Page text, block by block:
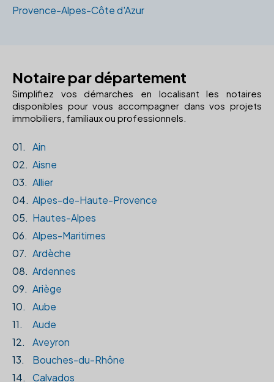
Provence-Alpes-Côte d'Azur
Notaire par département
Simplifiez vos démarches en localisant les notaires
disponibles pour vous accompagner dans vos projets
immobiliers, familiaux ou professionnels.
01.
Ain
02. Aisne
03. Allier
04. Alpes-de-Haute-Provence
05. Hautes-Alpes
06. Alpes-Maritimes
07. Ardèche
08. Ardennes
09. Ariège
10.
Aube
11.
Aude
12.
Aveyron
13.
Bouches-du-Rhône
14.
Calvados